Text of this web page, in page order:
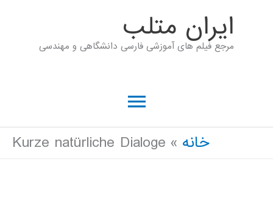
ايران متلب
مرجع فیلم های آموزشی فارسی دانشگاهی و مهندسی
فهرست
اصلی
خانه Kurze natürliche Dialoge